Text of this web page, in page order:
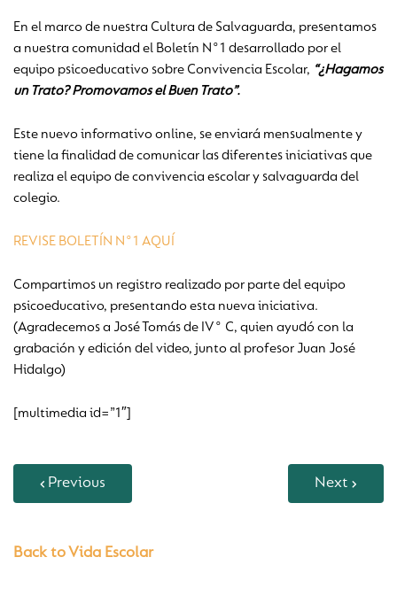
En el marco de nuestra Cultura de Salvaguarda, presentamos
a nuestra comunidad el Boletín N°1 desarrollado por el
equipo psicoeducativo sobre Convivencia Escolar, “¿Hagamos
un Trato? Promovamos el Buen Trato”.
Este nuevo informativo online, se enviará mensualmente y
tiene la finalidad de comunicar las diferentes iniciativas que
realiza el equipo de convivencia escolar y salvaguarda del
colegio.
REVISE BOLETÍN N°1 AQUÍ
Compartimos un registro realizado por parte del equipo
psicoeducativo, presentando esta nueva iniciativa.
(Agradecemos a José Tomás de IV° C, quien ayudó con la
grabación y edición del video, junto al profesor Juan José
Hidalgo)
[multimedia id=”1″]
Previous Next
Back to Vida Escolar